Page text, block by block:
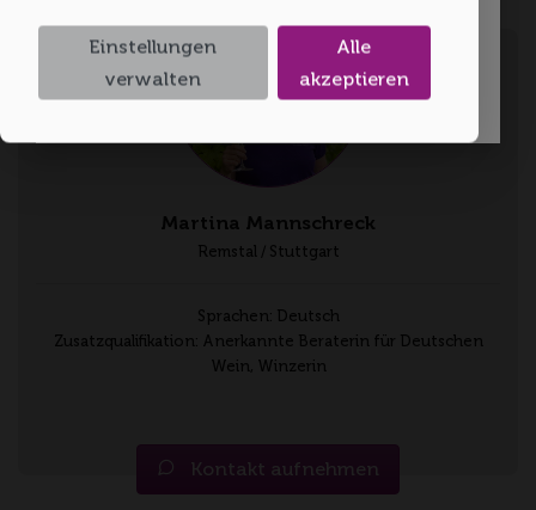
Martina Mannschreck
Remstal / Stuttgart
Sprachen: Deutsch
Zusatzqualifikation: Anerkannte Beraterin für Deutschen
Wein, Winzerin
Kontakt aufnehmen
Ich bin 18 oder älter
Einstellungen
verwalten
Alle
akzeptieren